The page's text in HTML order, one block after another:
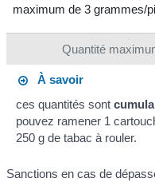
Quantité
maximum de 3 grammes/
À savoir
ces quantités sont
pouvez ramener 1
250 g de tabac à rouler.
Sanctions en cas de